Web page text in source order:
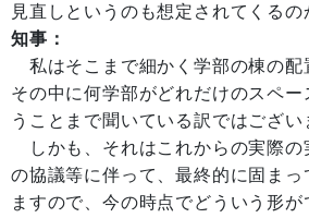
見直しというのも想定されてくるの
知事：
私はそこまで細かく学部の棟の配
その中に何学部がどれだけのスペ
うことまで聞いている訳ではござい
しかも、それはこれからの実際の
の協議等に伴って、最終的に固まっ
ますので、今の時点でどういう形